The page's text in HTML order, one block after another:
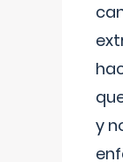
y